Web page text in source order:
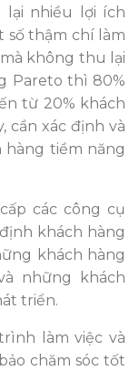
lại nhiều lợi ích
số thậm chí làm
không thu lại
Pareto thì 80%
từ 20% khách
cần xác định và
tiềm năng
các công cụ
khách hàng
khách hàng
những khách
triển.
làm việc và
chăm sóc tốt